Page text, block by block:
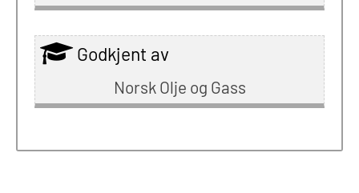
Godkjent av
Norsk Olje og Gass